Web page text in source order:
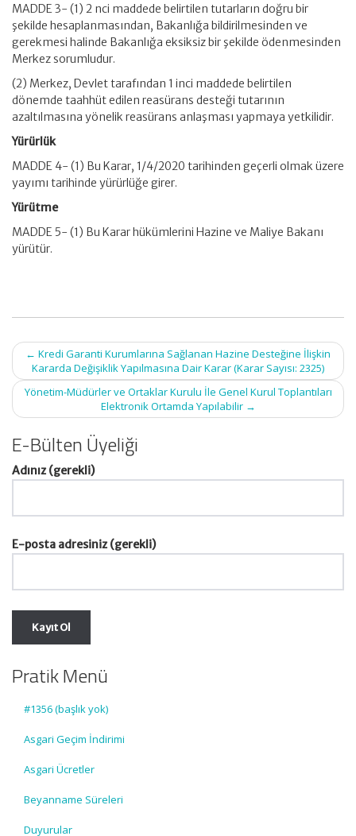
MADDE 3- (1) 2 nci maddede belirtilen tutarların doğru bir
şekilde hesaplanmasından, Bakanlığa bildirilmesinden ve
gerekmesi halinde Bakanlığa eksiksiz bir şekilde ödenmesinden
Merkez sorumludur.
(2) Merkez, Devlet tarafından 1 inci maddede belirtilen
dönemde taahhüt edilen reasürans desteği tutarının
azaltılmasına yönelik reasürans anlaşması yapmaya yetkilidir.
Yürürlük
MADDE 4- (1) Bu Karar, 1/4/2020 tarihinden geçerli olmak üzere
yayımı tarihinde yürürlüğe girer.
Yürütme
MADDE 5- (1) Bu Karar hükümlerini Hazine ve Maliye Bakanı
yürütür.
Post
navigation
← Kredi Garanti Kurumlarına Sağlanan Hazine Desteğine İlişkin
Kararda Değişiklik Yapılmasına Dair Karar (Karar Sayısı: 2325)
Yönetim-Müdürler ve Ortaklar Kurulu İle Genel Kurul Toplantıları
Elektronik Ortamda Yapılabilir →
E-Bülten Üyeliği
Adınız (gerekli)
E-posta adresiniz (gerekli)
Pratik Menü
#1356 (başlık yok)
Asgari Geçim İndirimi
Asgari Ücretler
Beyanname Süreleri
Duyurular